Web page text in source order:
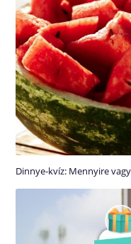
Dinnye-kvíz: Mennyire